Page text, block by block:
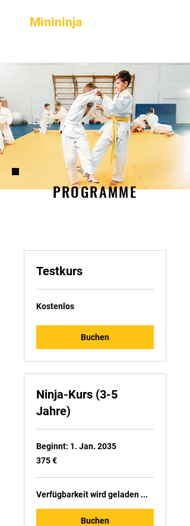
Minininja
PROGRAMME
Testkurs
Kostenlos
Kostenlos
Buchen
Ninja-Kurs (3-5
Jahre)
Beginnt: 1. Jan. 2035
375
Euro
375 €
Verfügbarkeit wird geladen ...
Buchen